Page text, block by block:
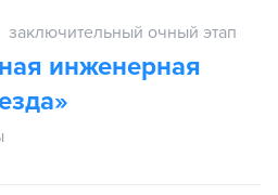
заключительный очный этап
инженерная